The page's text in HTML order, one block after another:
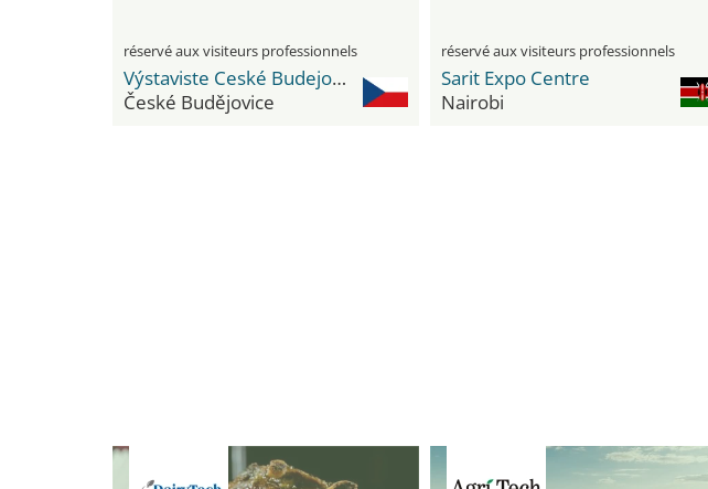
réservé aux visiteurs professionnels
Výstaviste Ceské Budejovice
České Budějovice
réservé aux visiteurs professionnels
Sarit Expo Centre
Nairobi